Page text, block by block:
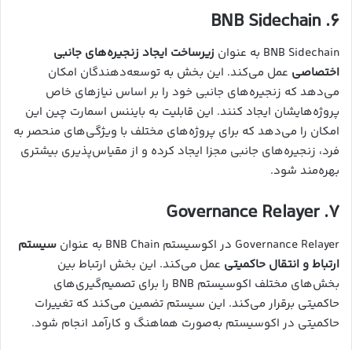
۶. BNB Sidechain
BNB Sidechain به عنوان
زیرساخت ایجاد زنجیره‌های جانبی
اختصاصی عمل می‌کند. این بخش به توسعه‌دهندگان امکان
می‌دهد که زنجیره‌های جانبی خود را بر اساس نیازهای خاص
پروژه‌هایشان ایجاد کنند. این قابلیت به بایننس اسمارت چین این
امکان را می‌دهد که برای پروژه‌های مختلف با ویژگی‌های منحصر به
فرد، زنجیره‌های جانبی مجزا ایجاد کرده و از مقیاس‌پذیری بیشتری
بهره‌مند شود.
۷. Governance Relayer
Governance Relayer در اکوسیستم BNB Chain به عنوان
سیستم
ارتباط و انتقال حاکمیتی عمل می‌کند. این بخش ارتباط بین
بخش‌های مختلف اکوسیستم BNB را برای تصمیم‌گیری‌های
حاکمیتی برقرار می‌کند. این سیستم تضمین می‌کند که تغییرات
حاکمیتی در اکوسیستم به‌صورت هماهنگ و کارآمد انجام شود.